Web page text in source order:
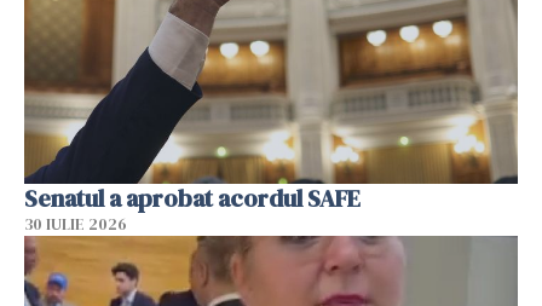
Senatul a aprobat acordul SAFE
30 IULIE 2026